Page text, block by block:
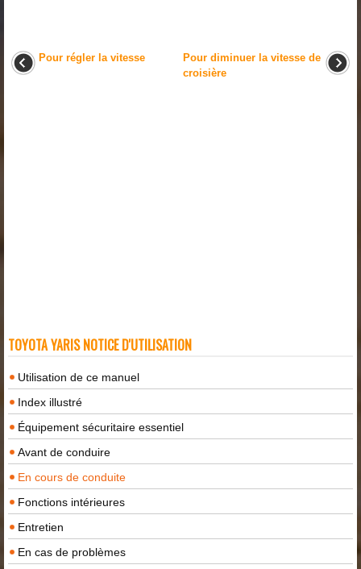
Pour régler la vitesse
Pour diminuer la vitesse de
croisière
TOYOTA YARIS NOTICE D'UTILISATION
Utilisation de ce manuel
Index illustré
Équipement sécuritaire essentiel
Avant de conduire
En cours de conduite
Fonctions intérieures
Entretien
En cas de problèmes